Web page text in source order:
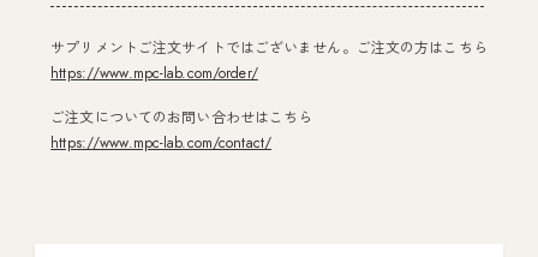
サプリメントご注文サイトではございません。ご注文の方はこちら
https://www.mpc-lab.com/order/
ご注文についてのお問い合わせはこちら
https://www.mpc-lab.com/contact/